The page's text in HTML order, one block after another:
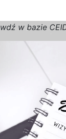
wdź w bazie